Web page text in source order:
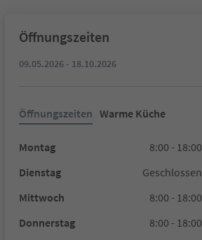
Öffnungszeiten
09.05.2026 - 18.10.2026
Öffnungszeiten Warme Küche
Montag
8:00 - 18:00
Dienstag
Geschlossen
Mittwoch
8:00 - 18:00
Donnerstag
8:00 - 18:00